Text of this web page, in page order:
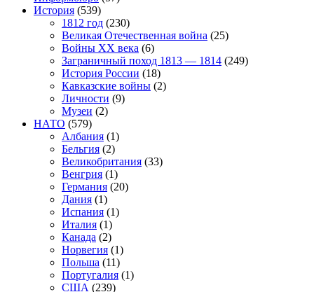
История (539)
1812 год (230)
Великая Отечественная война (25)
Войны XX века (6)
Заграничный поход 1813 — 1814 (249)
История России (18)
Кавказские войны (2)
Личности (9)
Музеи (2)
НАТО (579)
Албания (1)
Бельгия (2)
Великобритания (33)
Венгрия (1)
Германия (20)
Дания (1)
Испания (1)
Италия (1)
Канада (2)
Норвегия (1)
Польша (11)
Португалия (1)
США (239)